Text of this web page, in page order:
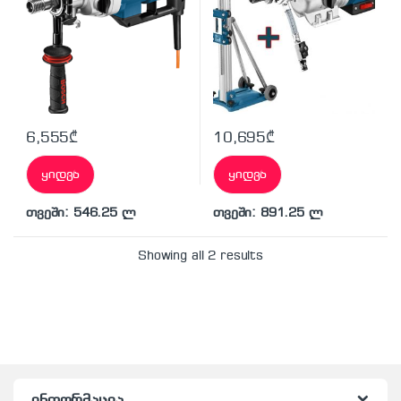
6,555₾
ყიდვა
თვეში: 546.25 ლ
10,695₾
ყიდვა
თვეში: 891.25 ლ
Showing all 2 results